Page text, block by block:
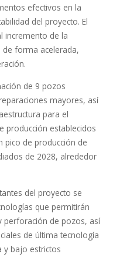
efectivos en la
del proyecto. El
incremento de la
de forma acelerada,
de 9 pozos
mayores, así
para el
producción establecidos
pico de producción de
de 2028, alrededor
del proyecto se
que permitirán
perforación de pozos, así
de última tecnología
y bajo estrictos